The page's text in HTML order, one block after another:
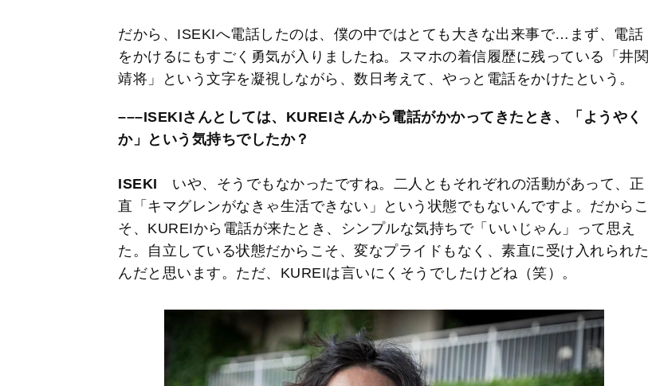
だから、ISEKIへ電話したのは、僕の中ではとても大きな出来事で…まず、電話
をかけるにもすごく勇気が入りましたね。スマホの着信履歴に残っている「井関
靖将」という文字を凝視しながら、数日考えて、やっと電話をかけたという。
–––ISEKIさんとしては、KUREIさんから電話がかかってきたとき、「ようやく
か」という気持ちでしたか？
ISEKI いや、そうでもなかったですね。二人ともそれぞれの活動があって、正
直「キマグレンがなきゃ生活できない」という状態でもないんですよ。だからこ
そ、KUREIから電話が来たとき、シンプルな気持ちで「いいじゃん」って思え
た。自立している状態だからこそ、変なプライドもなく、素直に受け入れられた
んだと思います。ただ、KUREIは言いにくそうでしたけどね（笑）。